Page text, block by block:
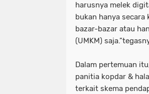
harusnya melek
bukan hanya secara
bazar-bazar atau
(UMKM)
Dalam pertemuan
panitia kopdar &
terkait skema